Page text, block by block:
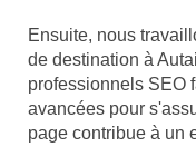
Ensuite, nous
de destination à
professionnels SEO
avancées pour
page contribue à un